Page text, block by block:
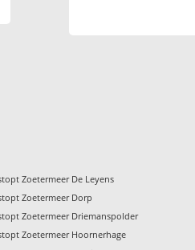
Zoetermeer De Leyens
Zoetermeer Dorp
Zoetermeer Driemanspolder
Zoetermeer Hoornerhage